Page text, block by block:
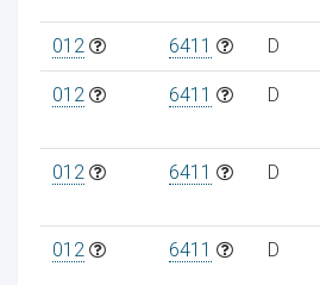
012 6411 D
012 6411 D
012 6411 D
012 6411 D